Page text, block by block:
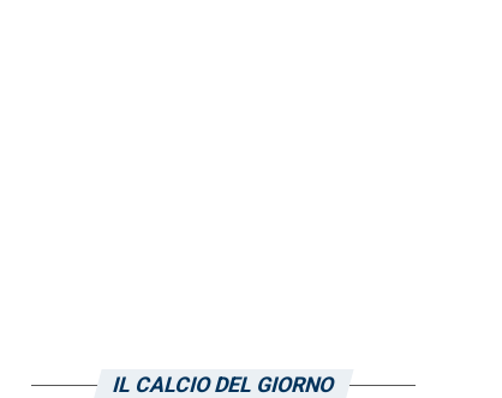
IL CALCIO DEL GIORNO